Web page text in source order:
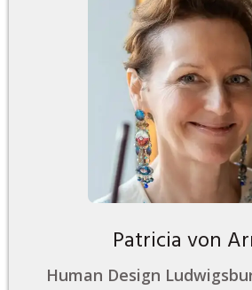
Patricia von
Human Design